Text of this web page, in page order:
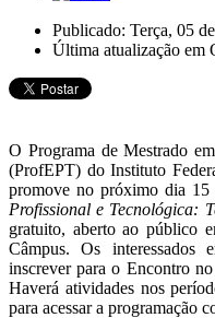
Publicado: Terça, 05
Última atualização em
O Programa de Mestrado
(ProfEPT) do Instituto
promove no próximo dia
Profissional e Tecnológica:
gratuito, aberto ao público
Câmpus. Os interessados
inscrever para o Encontro
Haverá atividades nos
para acessar a programação